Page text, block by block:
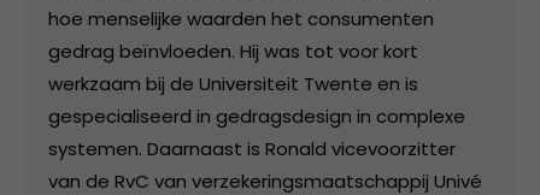
hoe menselijke waarden het consumenten
gedrag beïnvloeden. Hij was tot voor kort
werkzaam bij de Universiteit Twente en is
gespecialiseerd in gedragsdesign in complexe
systemen. Daarnaast is Ronald vicevoorzitter
van de RvC van verzekeringsmaatschappij Univé